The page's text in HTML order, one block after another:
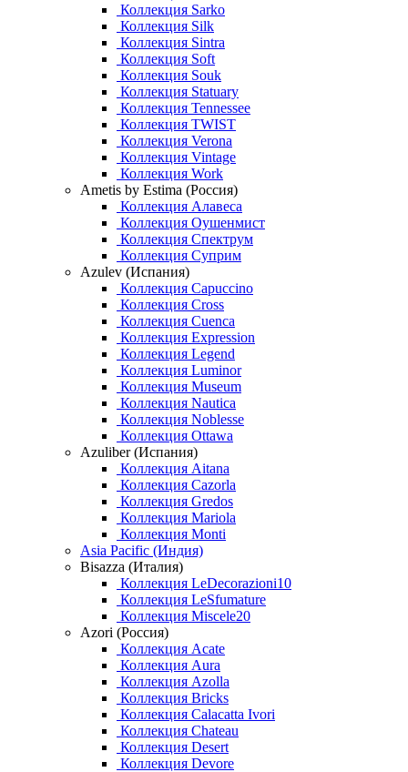
Коллекция Sarko
Коллекция Silk
Коллекция Sintra
Коллекция Soft
Коллекция Souk
Коллекция Statuary
Коллекция Tennessee
Коллекция TWIST
Коллекция Verona
Коллекция Vintage
Коллекция Work
Ametis by Estima (Россия)
Коллекция Алавеса
Коллекция Оушенмист
Коллекция Спектрум
Коллекция Суприм
Azulev (Испания)
Коллекция Capuccino
Коллекция Cross
Коллекция Cuenca
Коллекция Expression
Коллекция Legend
Коллекция Luminor
Коллекция Museum
Коллекция Nautica
Коллекция Noblesse
Коллекция Ottawa
Azuliber (Испания)
Коллекция Aitana
Коллекция Cazorla
Коллекция Gredos
Коллекция Mariola
Коллекция Monti
Asia Pacific (Индия)
Bisazza (Италия)
Коллекция LeDecorazioni10
Коллекция LeSfumature
Коллекция Miscele20
Azori (Россия)
Коллекция Acate
Коллекция Aura
Коллекция Azolla
Коллекция Bricks
Коллекция Calacatta Ivori
Коллекция Chateau
Коллекция Desert
Коллекция Devore